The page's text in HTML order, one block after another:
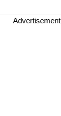
Advertisement